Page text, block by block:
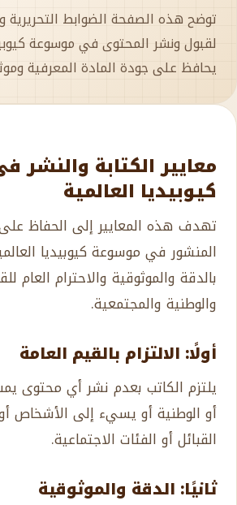
توضح هذه الصفحة الضوابط التحريرية
لقبول ونشر المحتوى في موسوعة
يحافظ على جودة المادة المعرفية
معايير الكتابة
كيوبيديا العالمية
تهدف هذه المعايير إلى الحفاظ
المنشور في موسوعة كيوبيديا
بالدقة والموثوقية والاحترام العام
والوطنية والمجتمعية.
أولًا: الالتزام بالقيم العامة
يلتزم الكاتب بعدم نشر أي محتوى
أو الوطنية أو يسيء إلى الأشخاص
القبائل أو الفئات الاجتماعية.
ثانيًا: الدقة والموثوقية